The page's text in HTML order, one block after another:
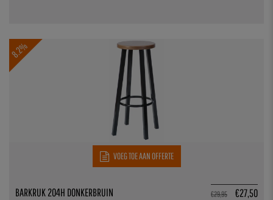
8.2%
VOEG TOE AAN OFFERTE
€29,95 €27,50
BARKRUK 204H DONKERBRUIN